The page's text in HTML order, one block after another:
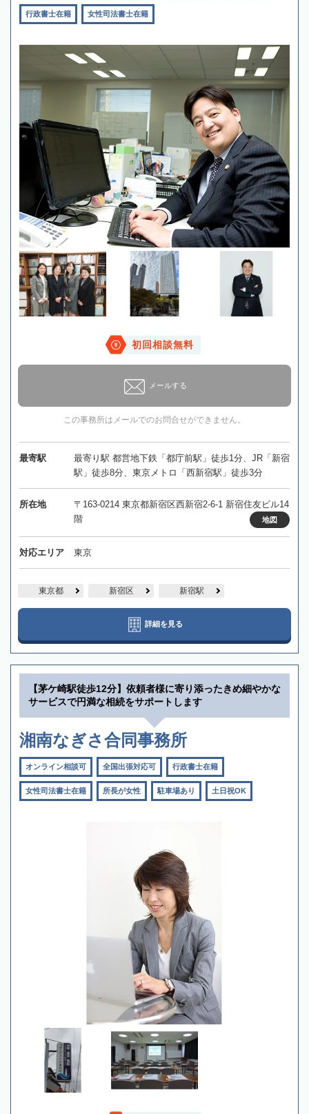
行政書士在籍 女性司法書士在籍
初回相談無料
メールする
この事務所はメールでのお問合せができません。
最寄駅
最寄り駅 都営地下鉄「都庁前駅」徒歩1分、JR「新宿
駅」徒歩8分、東京メトロ「西新宿駅」徒歩3分
所在地
〒163-0214 東京都新宿区西新宿2-6-1 新宿住友ビル14
階
地図
対応エリア 東京
東京都 新宿区 新宿駅
詳細を見る
【茅ケ崎駅徒歩12分】依頼者様に寄り添ったきめ細やかな
サービスで円満な相続をサポートします
湘南なぎさ合同事務所
オンライン相談可 全国出張対応可 行政書士在籍
女性司法書士在籍 所長が女性 駐車場あり 土日祝OK